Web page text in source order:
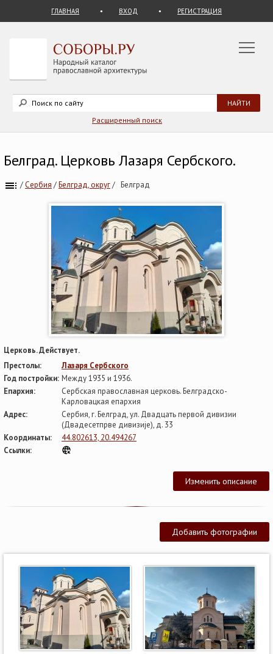
ГЛАВНАЯ ВХОД РЕГИСТРАЦИЯ
Расширенный поиск
Белград. Церковь Лазаря Сербского.
/Сербия /Белград, округ/ Белград
Церковь. Действует.
Престолы:
Лазаря Сербского
Год постройки: Между 1935 и 1936.
Епархия:
Сербская православная церковь. Белградско-
Карловацкая епархия
Адрес:
Сербия, г. Белград, ул. Двадцать первой дивизии
(Двадесетпрве дивизије), д. 33
Координаты:
44.802613, 20.494267
Ссылки:
Изменить описание
Добавить фотографии